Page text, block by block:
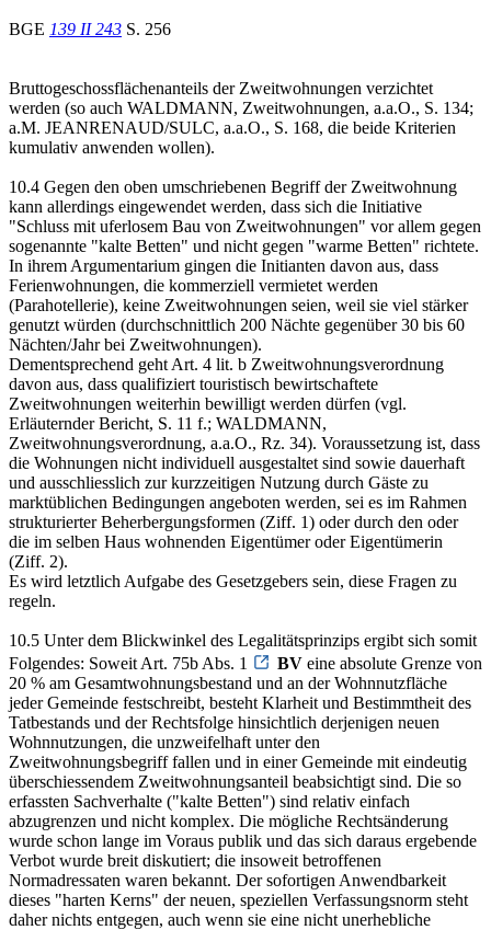
BGE 139 II 243 S. 256
Bruttogeschossflächenanteils der Zweitwohnungen verzichtet
werden (so auch WALDMANN, Zweitwohnungen, a.a.O., S. 134;
a.M. JEANRENAUD/SULC, a.a.O., S. 168, die beide Kriterien
kumulativ anwenden wollen).
10.4 Gegen den oben umschriebenen Begriff der Zweitwohnung
kann allerdings eingewendet werden, dass sich die Initiative
"Schluss mit uferlosem Bau von Zweitwohnungen" vor allem gegen
sogenannte "kalte Betten" und nicht gegen "warme Betten" richtete.
In ihrem Argumentarium gingen die Initianten davon aus, dass
Ferienwohnungen, die kommerziell vermietet werden
(Parahotellerie), keine Zweitwohnungen seien, weil sie viel stärker
genutzt würden (durchschnittlich 200 Nächte gegenüber 30 bis 60
Nächten/Jahr bei Zweitwohnungen).
Dementsprechend geht Art. 4 lit. b Zweitwohnungsverordnung
davon aus, dass qualifiziert touristisch bewirtschaftete
Zweitwohnungen weiterhin bewilligt werden dürfen (vgl.
Erläuternder Bericht, S. 11 f.; WALDMANN,
Zweitwohnungsverordnung, a.a.O., Rz. 34). Voraussetzung ist, dass
die Wohnungen nicht individuell ausgestaltet sind sowie dauerhaft
und ausschliesslich zur kurzzeitigen Nutzung durch Gäste zu
marktüblichen Bedingungen angeboten werden, sei es im Rahmen
strukturierter Beherbergungsformen (Ziff. 1) oder durch den oder
die im selben Haus wohnenden Eigentümer oder Eigentümerin
(Ziff. 2).
Es wird letztlich Aufgabe des Gesetzgebers sein, diese Fragen zu
regeln.
10.5 Unter dem Blickwinkel des Legalitätsprinzips ergibt sich somit
Folgendes: Soweit Art. 75b Abs. 1
BV eine absolute Grenze von
20 % am Gesamtwohnungsbestand und an der Wohnnutzfläche
jeder Gemeinde festschreibt, besteht Klarheit und Bestimmtheit des
Tatbestands und der Rechtsfolge hinsichtlich derjenigen neuen
Wohnnutzungen, die unzweifelhaft unter den
Zweitwohnungsbegriff fallen und in einer Gemeinde mit eindeutig
überschiessendem Zweitwohnungsanteil beabsichtigt sind. Die so
erfassten Sachverhalte ("kalte Betten") sind relativ einfach
abzugrenzen und nicht komplex. Die mögliche Rechtsänderung
wurde schon lange im Voraus publik und das sich daraus ergebende
Verbot wurde breit diskutiert; die insoweit betroffenen
Normadressaten waren bekannt. Der sofortigen Anwendbarkeit
dieses "harten Kerns" der neuen, speziellen Verfassungsnorm steht
daher nichts entgegen, auch wenn sie eine nicht unerhebliche